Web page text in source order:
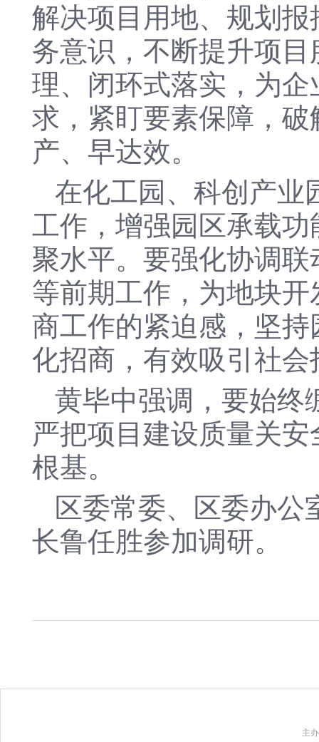
解决项目用地、规划
务意识，不断提升项
理、闭环式落实，为
求，紧盯要素保障，
产、早达效。
在化工园、科创产业
工作，增强园区承载
聚水平。要强化协调
等前期工作，为地块
商工作的紧迫感，坚
化招商，有效吸引社
黄毕中强调，要始终
严把项目建设质量关
根基。
区委常委、区委办公
长鲁任胜参加调研。
主